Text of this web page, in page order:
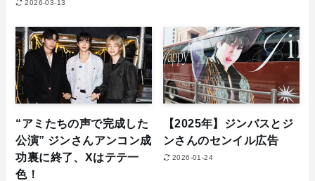
2026-03-13
“アミたちの声で完成した
公演” ジンさんアンコン成
功裏に終了、Xはテテ一
色！
【2025年】ジンバスとジ
ンさんのセンイル広告
2026-01-24